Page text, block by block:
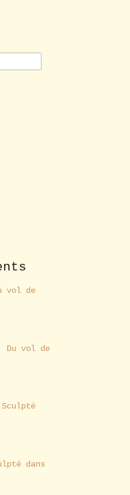
vol de
Du vol de
dans